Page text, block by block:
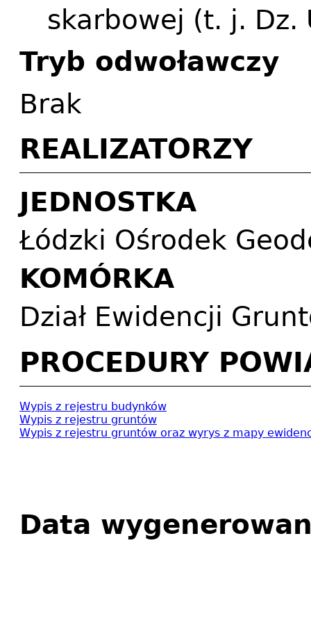
skarbowej (t. j. Dz.
Tryb odwoławczy
Brak
REALIZATORZY
JEDNOSTKA
Łódzki Ośrodek
KOMÓRKA
Dział Ewidencji
PROCEDURY
Wypis z rejestru budynków
Wypis z rejestru gruntów
Wypis z rejestru gruntów oraz wyrys z mapy
Data